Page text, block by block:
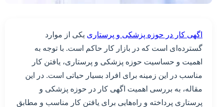
اگهی کار در حوزه پزشکی و پرستاری یکی از موارد
گسترده‌ای است که در بازار کار حاکم است. با توجه به
اهمیت و حساسیت حوزه پزشکی و پرستاری، یافتن کار
مناسب در این زمینه برای افراد بسیار حیاتی است. در این
مقاله، به بررسی اهمیت اگهی کار در حوزه پزشکی و
پرستاری پرداخته و راه‌هایی برای یافتن کار مناسب و مطابق